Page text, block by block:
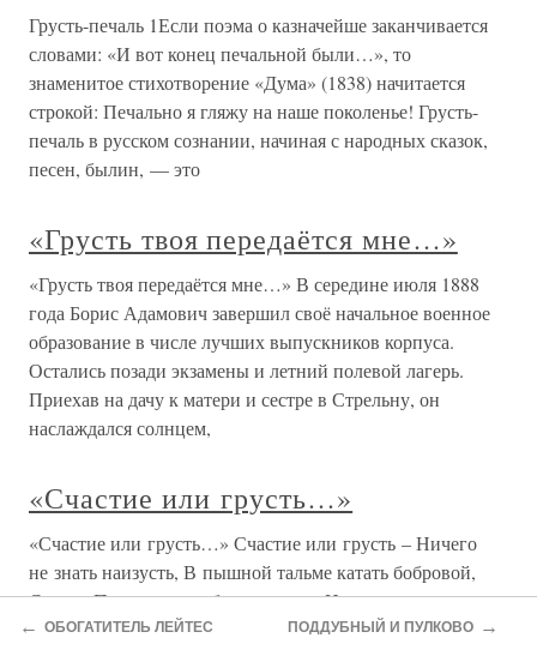
Грусть-печаль 1Если поэма о казначейше заканчивается
словами: «И вот конец печальной были…», то
знаменитое стихотворение «Дума» (1838) начитается
строкой: Печально я гляжу на наше поколенье! Грусть-
печаль в русском сознании, начиная с народных сказок,
песен, былин, — это
«Грусть твоя передаётся мне…»
«Грусть твоя передаётся мне…» В середине июля 1888
года Борис Адамович завершил своё начальное военное
образование в числе лучших выпускников корпуса.
Остались позади экзамены и летний полевой лагерь.
Приехав на дачу к матери и сестре в Стрельну, он
наслаждался солнцем,
«Счастие или грусть…»
«Счастие или грусть…» Счастие или грусть – Ничего
не знать наизусть, В пышной тальме катать бобровой,
Сердце Пушкина теребить в руках, И прослыть в веках –
Длиннобровой, Ни к кому не суровой – Гончаровой.
← ОБОГАТИТЕЛЬ ЛЕЙТЕС ПОДДУБНЫЙ И ПУЛКОВО →